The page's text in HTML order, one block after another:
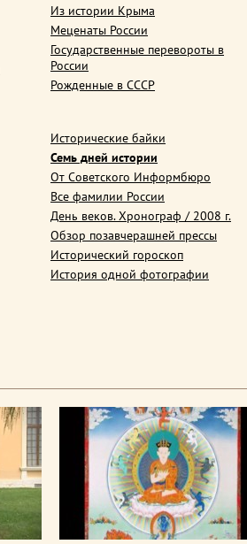
Из истории Крыма
Меценаты России
Государственные перевороты в
России
Рожденные в СССР
Исторические байки
Семь дней истории
От Советского Информбюро
Все фамилии России
День веков. Хронограф / 2008 г.
Обзор позавчерашней прессы
Исторический гороскоп
История одной фотографии